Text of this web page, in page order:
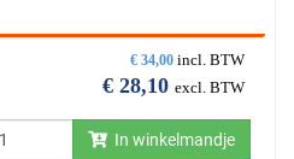
€ 34,00 incl. BTW
€ 28,10 excl. BTW
In winkelmandje